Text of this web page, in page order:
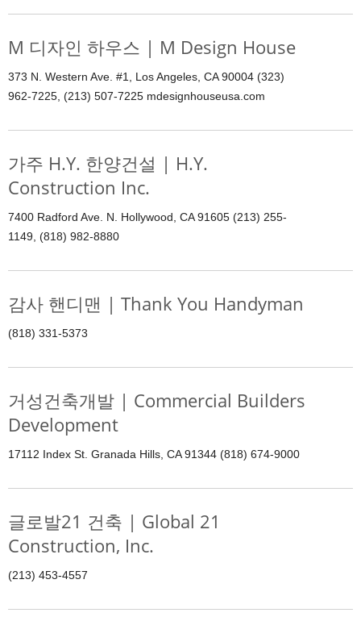
M 디자인 하우스 | M Design House
373 N. Western Ave. #1, Los Angeles, CA 90004 (323)
962-7225, (213) 507-7225 mdesignhouseusa.com
가주 H.Y. 한양건설 | H.Y.
Construction Inc.
7400 Radford Ave. N. Hollywood, CA 91605 (213) 255-
1149, (818) 982-8880
감사 핸디맨 | Thank You Handyman
(818) 331-5373
거성건축개발 | Commercial Builders
Development
17112 Index St. Granada Hills, CA 91344 (818) 674-9000
글로발21 건축 | Global 21
Construction, Inc.
(213) 453-4557